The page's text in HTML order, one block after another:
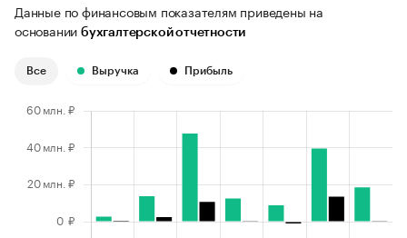
Данные по финансовым показателям приведены на
основании бухгалтерской отчетности
Все Выручка Прибыль